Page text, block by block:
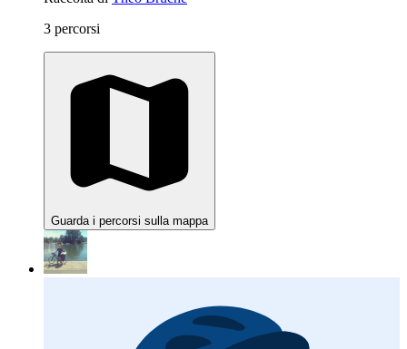
3 percorsi
Guarda i percorsi sulla mappa